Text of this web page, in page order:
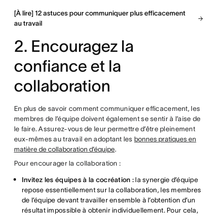
[À lire] 12 astuces pour communiquer plus efficacement
au travail
2. Encouragez la
confiance et la
collaboration
En plus de savoir comment communiquer efficacement, les
membres de l’équipe doivent également se sentir à l’aise de
le faire. Assurez-vous de leur permettre d’être pleinement
eux-mêmes au travail en adoptant les bonnes pratiques en
matière de collaboration d’équipe.
Pour encourager la collaboration :
Invitez les équipes à la cocréation :la synergie d’équipe
repose essentiellement sur la collaboration, les membres
de l’équipe devant travailler ensemble à l’obtention d’un
résultat impossible à obtenir individuellement. Pour cela,